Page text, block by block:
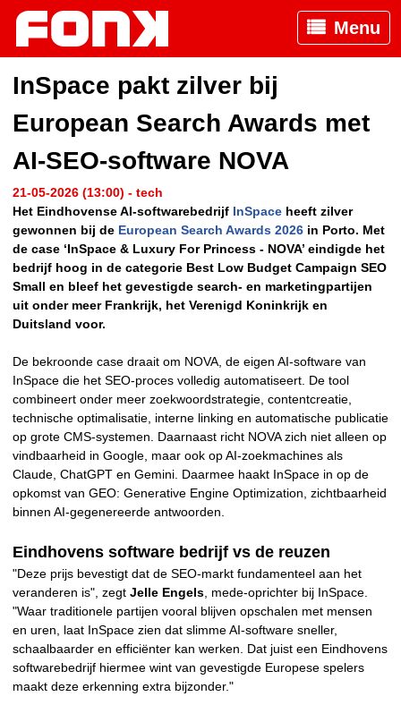
Menu
InSpace pakt zilver bij
European Search Awards met
AI-SEO-software NOVA
21-05-2026 (13:00) - tech
Het Eindhovense AI-softwarebedrijf InSpace heeft zilver
gewonnen bij de European Search Awards 2026 in Porto. Met
de case ‘InSpace & Luxury For Princess - NOVA’ eindigde het
bedrijf hoog in de categorie Best Low Budget Campaign SEO
Small en bleef het gevestigde search- en marketingpartijen
uit onder meer Frankrijk, het Verenigd Koninkrijk en
Duitsland voor.
De bekroonde case draait om NOVA, de eigen AI-software van
InSpace die het SEO-proces volledig automatiseert. De tool
combineert onder meer zoekwoordstrategie, contentcreatie,
technische optimalisatie, interne linking en automatische publicatie
op grote CMS-systemen. Daarnaast richt NOVA zich niet alleen op
vindbaarheid in Google, maar ook op AI-zoekmachines als
Claude, ChatGPT en Gemini. Daarmee haakt InSpace in op de
opkomst van GEO: Generative Engine Optimization, zichtbaarheid
binnen AI-gegenereerde antwoorden.
Eindhovens software bedrijf vs de reuzen
"Deze prijs bevestigt dat de SEO-markt fundamenteel aan het
veranderen is", zegt Jelle Engels , mede-oprichter bij InSpace.
"Waar traditionele partijen vooral blijven opschalen met mensen
en uren, laat InSpace zien dat slimme AI-software sneller,
schaalbaarder en efficiënter kan werken. Dat juist een Eindhovens
softwarebedrijf hiermee wint van gevestigde Europese spelers
maakt deze erkenning extra bijzonder."